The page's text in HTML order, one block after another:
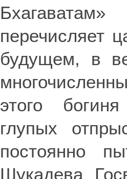
перечисляет
будущем, в
этого
глупых
постоянно
Шукадева